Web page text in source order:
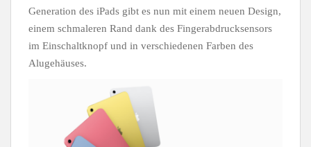
Generation des iPads gibt es nun mit einem neuen Design,
einem schmaleren Rand dank des Fingerabdrucksensors
im Einschaltknopf und in verschiedenen Farben des
Alugehäuses.